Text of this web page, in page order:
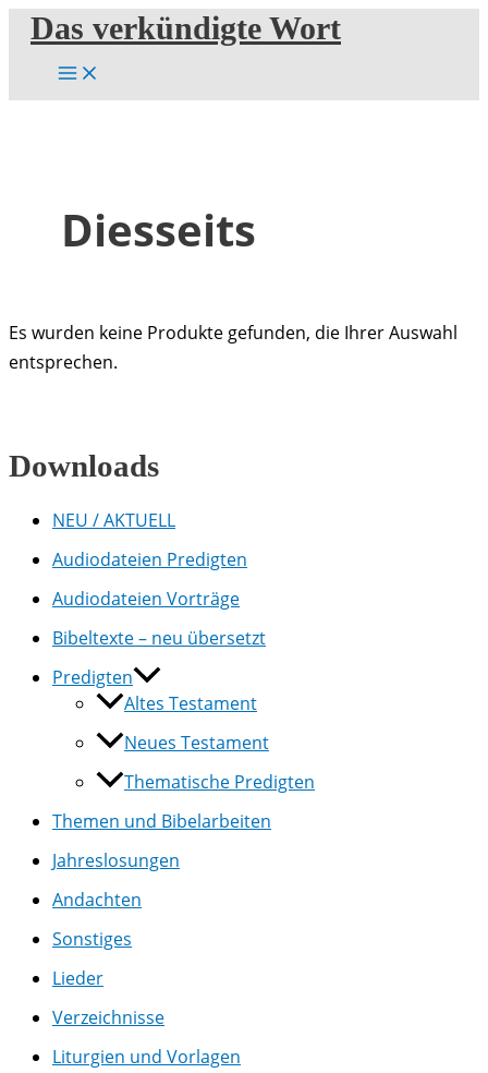
Zum
Inhalt
springen
Das verkündigte Wort
Diesseits
Es wurden keine Produkte gefunden, die Ihrer Auswahl
entsprechen.
Downloads
NEU / AKTUELL
Audiodateien Predigten
Audiodateien Vorträge
Bibeltexte – neu übersetzt
Predigten
Altes Testament
Neues Testament
Thematische Predigten
Themen und Bibelarbeiten
Jahreslosungen
Andachten
Sonstiges
Lieder
Verzeichnisse
Liturgien und Vorlagen